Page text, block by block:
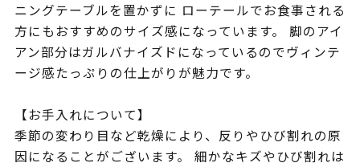
ニングテーブルを置かずに ローテールでお食事される
方にもおすすめのサイズ感になっています。 脚のアイ
アン部分はガルバナイズドになっているのでヴィンテ
ージ感たっぷりの仕上がりが魅力です。
【お手入れについて】
季節の変わり目など乾燥により、反りやひび割れの原
因になることがございます。 細かなキズやひび割れは